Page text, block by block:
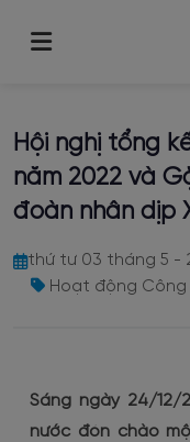
Giới thiệu chung
Tầm nhìn & Sứ
Lịch sử hình thành
Tin tức
Dịch vụ khách hàng
Lịch tạm ngừng cấp
Lắp đặt đồng hồ
Hình thức thanh toán
Công bố thông tin
Trang chủ
Hội nghị tổng kết
Hội nghị tổng
năm 2022 và
đoàn nhân dịp
thứ tư 03 tháng 5 -
Hoạt động
Sáng ngày 24/12/
nước đón chào